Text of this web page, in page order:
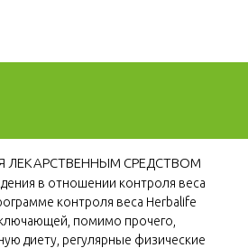
ЛЕКАРСТВЕННЫМ СРЕДСТВОМ
в отношении контроля веса
контроля веса Herbalife
помимо прочего,
диету, регулярные физические